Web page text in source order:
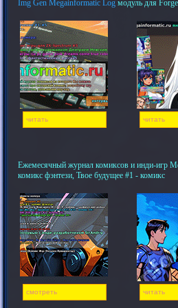
Img Gen Megainformatic Log модуль для
читать читать
Ежемесячный журнал комиксов и инди-игр
комикс фэнтези, Твое будущее #1 - комикс
смотреть читать